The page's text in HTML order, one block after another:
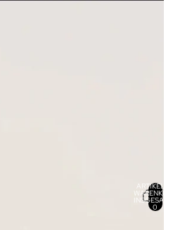
ARTIKEL IM
WARENKORB
INSGESAMT:
0